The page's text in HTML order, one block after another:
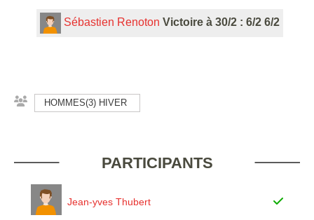
Sébastien Renoton Victoire à 30/2 : 6/2 6/2
HOMMES(3) HIVER
PARTICIPANTS
Jean-yves Thubert